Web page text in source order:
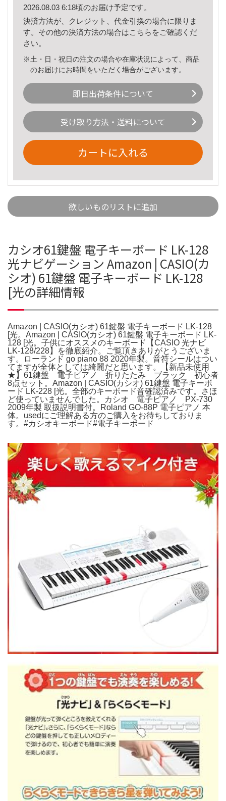
2026.08.03 6:18頃のお届け予定です。
決済方法が、クレジット、代金引換の場合に限りま
す。その他の決済方法の場合はこちら をご確認くだ
さい。
※土・日・祝日の注文の場合や在庫状況によって、商品
のお届けにお時間をいただく場合がございます。
即日出荷条件について
受け取り方法・送料について
カートに入れる
欲しいものリストに追加
カシオ61鍵盤 電子キーボード LK-128
光ナビゲーション Amazon | CASIO(カ
シオ) 61鍵盤 電子キーボード LK-128
[光の詳細情報
Amazon | CASIO(カシオ) 61鍵盤 電子キーボード LK-128
[光。Amazon | CASIO(カシオ) 61鍵盤 電子キーボード LK-
128 [光。子供にオススメのキーボード【CASIO 光ナビ
LK-128/228】を徹底紹介。ご覧頂きありがとうございま
す。ローランド go piano 88 2020年製。音符シールはつい
てますが全体としては綺麗だと思います。【新品未使用
★】61鍵盤 電子ピアノ 折りたたみ ブラック 初心者
8点セット。Amazon | CASIO(カシオ) 61鍵盤 電子キーボ
ード LK-228 [光。全部のキーボード音確認済みです。さほ
ど使っていませんでした。カシオ 電子ピアノ PX-730
2009年製 取扱説明書付。Roland GO-88P 電子ピアノ 本
体。usedにご理解ある方のご購入をお待ちしておりま
す。#カシオキーボード#電子キーボード